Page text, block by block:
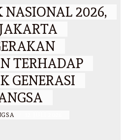
2026,
TERHADAP
GENERASI